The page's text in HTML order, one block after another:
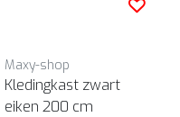
Maxy-shop
Kledingkast zwart
eiken 200 cm